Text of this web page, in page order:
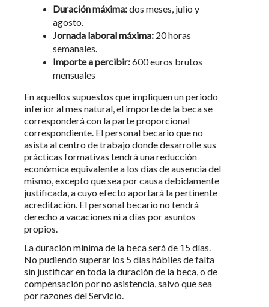
Duración máxima:dos meses, julio y
agosto.
Jornada laboral máxima: 20 horas
semanales.
Importe a percibir:600 euros brutos
mensuales
En aquellos supuestos que impliquen un periodo
inferior al mes natural, el importe de la beca se
corresponderá con la parte proporcional
correspondiente. El personal becario que no
asista al centro de trabajo donde desarrolle sus
prácticas formativas tendrá una reducción
económica equivalente a los días de ausencia del
mismo, excepto que sea por causa debidamente
justificada, a cuyo efecto aportará la pertinente
acreditación. El personal becario no tendrá
derecho a vacaciones ni a días por asuntos
propios.
La duración mínima de la beca será de 15 días.
No pudiendo superar los 5 días hábiles de falta
sin justificar en toda la duración de la beca, o de
compensación por no asistencia, salvo que sea
por razones del Servicio.